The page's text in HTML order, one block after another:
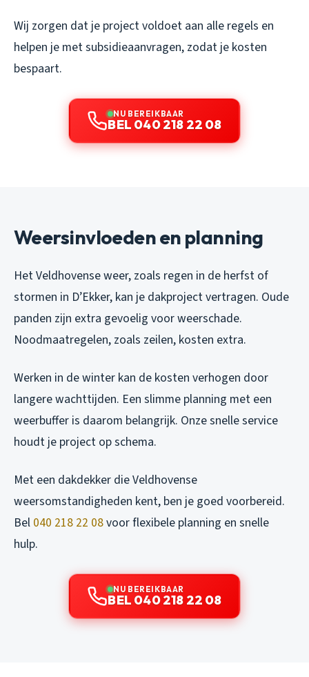
Wij zorgen dat je project voldoet aan alle regels en
helpen je met subsidieaanvragen, zodat je kosten
bespaart.
NU BEREIKBAAR
BEL 040 218 22 08
Weersinvloeden en planning
Het Veldhovense weer, zoals regen in de herfst of
stormen in D’Ekker, kan je dakproject vertragen. Oude
panden zijn extra gevoelig voor weerschade.
Noodmaatregelen, zoals zeilen, kosten extra.
Werken in de winter kan de kosten verhogen door
langere wachttijden. Een slimme planning met een
weerbuffer is daarom belangrijk. Onze snelle service
houdt je project op schema.
Met een dakdekker die Veldhovense
weersomstandigheden kent, ben je goed voorbereid.
Bel 040 218 22 08voor flexibele planning en snelle
hulp.
NU BEREIKBAAR
BEL 040 218 22 08